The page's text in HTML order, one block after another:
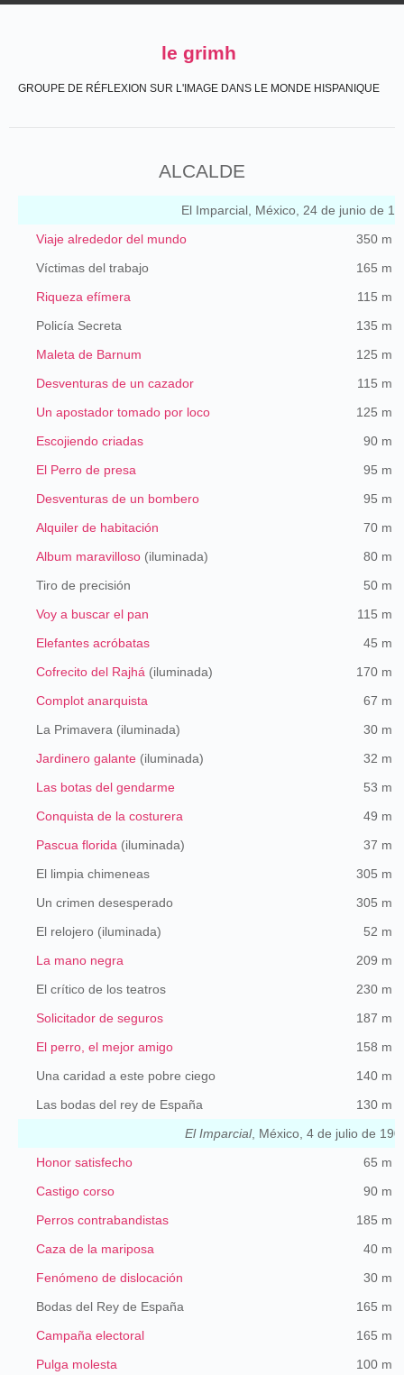
le grimh
GROUPE DE RÉFLEXION SUR L'IMAGE DANS LE MONDE HISPANIQUE
ALCALDE
El Imparcial, México, 24 de junio de
Viaje alrededor del mundo
350 m
Víctimas del trabajo
165 m
Riqueza efímera
115 m
Policía Secreta
135 m
Maleta de Barnum
125 m
Desventuras de un cazador
115 m
Un apostador tomado por loco
125 m
Escojiendo criadas
90 m
El Perro de presa
95 m
Desventuras de un bombero
95 m
Alquiler de habitación
70 m
Album maravilloso (iluminada)
80 m
Tiro de precisión
50 m
Voy a buscar el pan
115 m
Elefantes acróbatas
45 m
Cofrecito del Rajhá (iluminada)
170 m
Complot anarquista
67 m
La Primavera (iluminada)
30 m
Jardinero galante (iluminada)
32 m
Las botas del gendarme
53 m
Conquista de la costurera
49 m
Pascua florida (iluminada)
37 m
El limpia chimeneas
305 m
Un crimen desesperado
305 m
El relojero (iluminada)
52 m
La mano negra
209 m
El crítico de los teatros
230 m
Solicitador de seguros
187 m
El perro, el mejor amigo
158 m
Una caridad a este pobre ciego
140 m
Las bodas del rey de España
130 m
El Imparcial, México, 4 de julio de
Honor satisfecho
65 m
Castigo corso
90 m
Perros contrabandistas
185 m
Caza de la mariposa
40 m
Fenómeno de dislocación
30 m
Bodas del Rey de España
165 m
Campaña electoral
165 m
Pulga molesta
100 m